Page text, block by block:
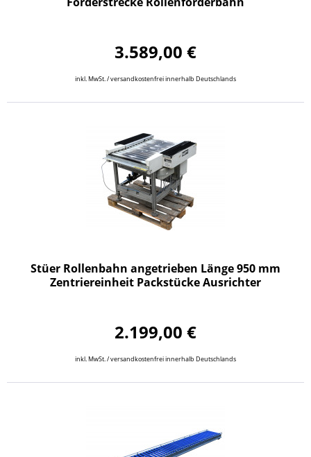
3.589,00 €
inkl. MwSt. / versandkostenfrei innerhalb Deutschlands
Stüer Rollenbahn angetrieben Länge 950 mm
Zentriereinheit Packstücke Ausrichter
2.199,00 €
inkl. MwSt. / versandkostenfrei innerhalb Deutschlands